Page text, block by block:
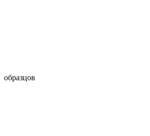
образцов